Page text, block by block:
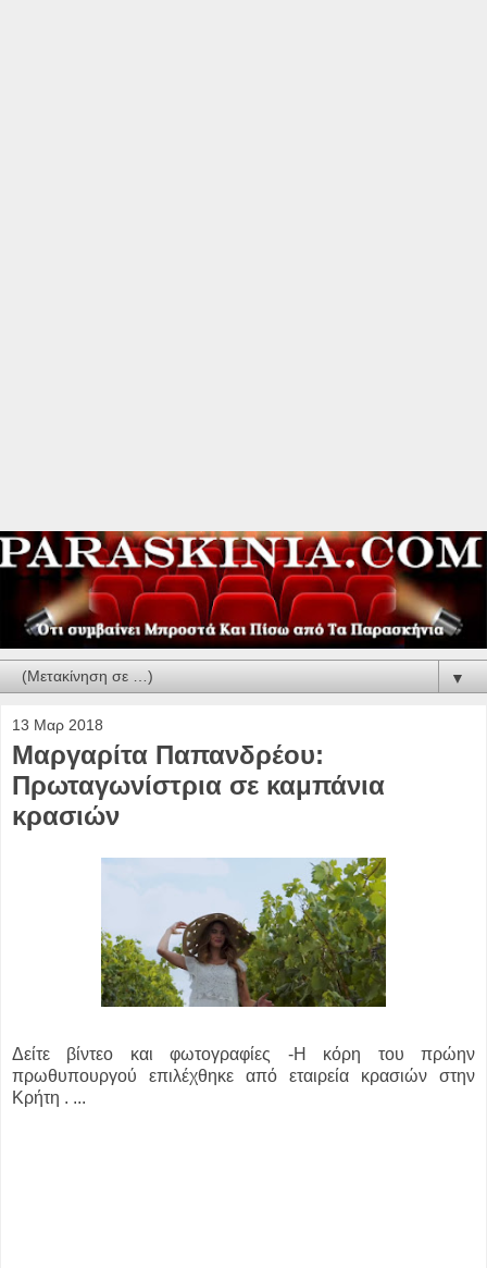
▼
13 Μαρ 2018
Μαργαρίτα Παπανδρέου:
Πρωταγωνίστρια σε καμπάνια
κρασιών
Δείτε βίντεο και φωτογραφίες -Η κόρη του πρώην
πρωθυπουργού επιλέχθηκε από εταιρεία κρασιών στην
Κρήτη . ...